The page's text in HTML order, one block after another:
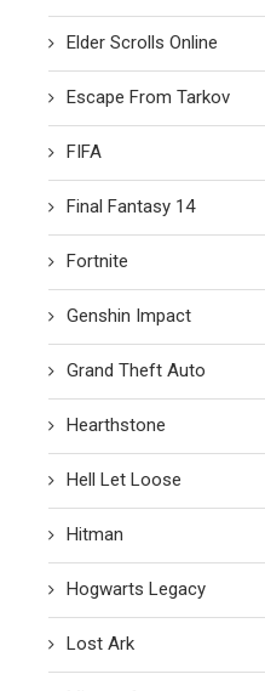
Elder Scrolls Online
Escape From Tarkov
FIFA
Final Fantasy 14
Fortnite
Genshin Impact
Grand Theft Auto
Hearthstone
Hell Let Loose
Hitman
Hogwarts Legacy
Lost Ark